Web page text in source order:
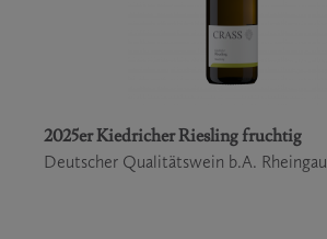
2025er Kiedricher Riesling fruchtig
Deutscher Qualitätswein b.A. Rheingau